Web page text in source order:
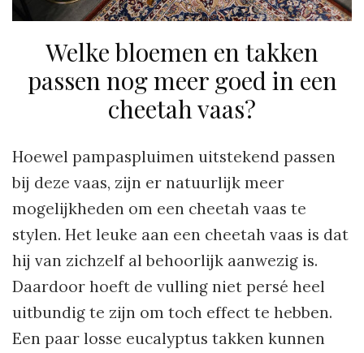
Welke bloemen en takken
passen nog meer goed in een
cheetah vaas?
Hoewel pampaspluimen uitstekend passen
bij deze vaas, zijn er natuurlijk meer
mogelijkheden om een cheetah vaas te
stylen. Het leuke aan een cheetah vaas is dat
hij van zichzelf al behoorlijk aanwezig is.
Daardoor hoeft de vulling niet persé heel
uitbundig te zijn om toch effect te hebben.
Een paar losse eucalyptus takken kunnen